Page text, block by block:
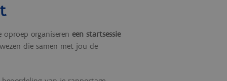
organiseren een startsessie
die samen met jou de